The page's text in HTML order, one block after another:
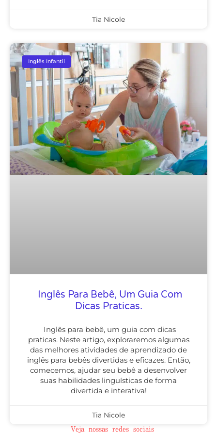
Tia Nicole
Inglês Infantil
Inglês Para Bebê, Um Guia Com
Dicas Praticas.
Inglês para bebê, um guia com dicas
praticas. Neste artigo, exploraremos algumas
das melhores atividades de aprendizado de
inglês para bebês divertidas e eficazes. Então,
comecemos, ajudar seu bebê a desenvolver
suas habilidades linguísticas de forma
divertida e interativa!
Tia Nicole
Veja nossas redes sociais